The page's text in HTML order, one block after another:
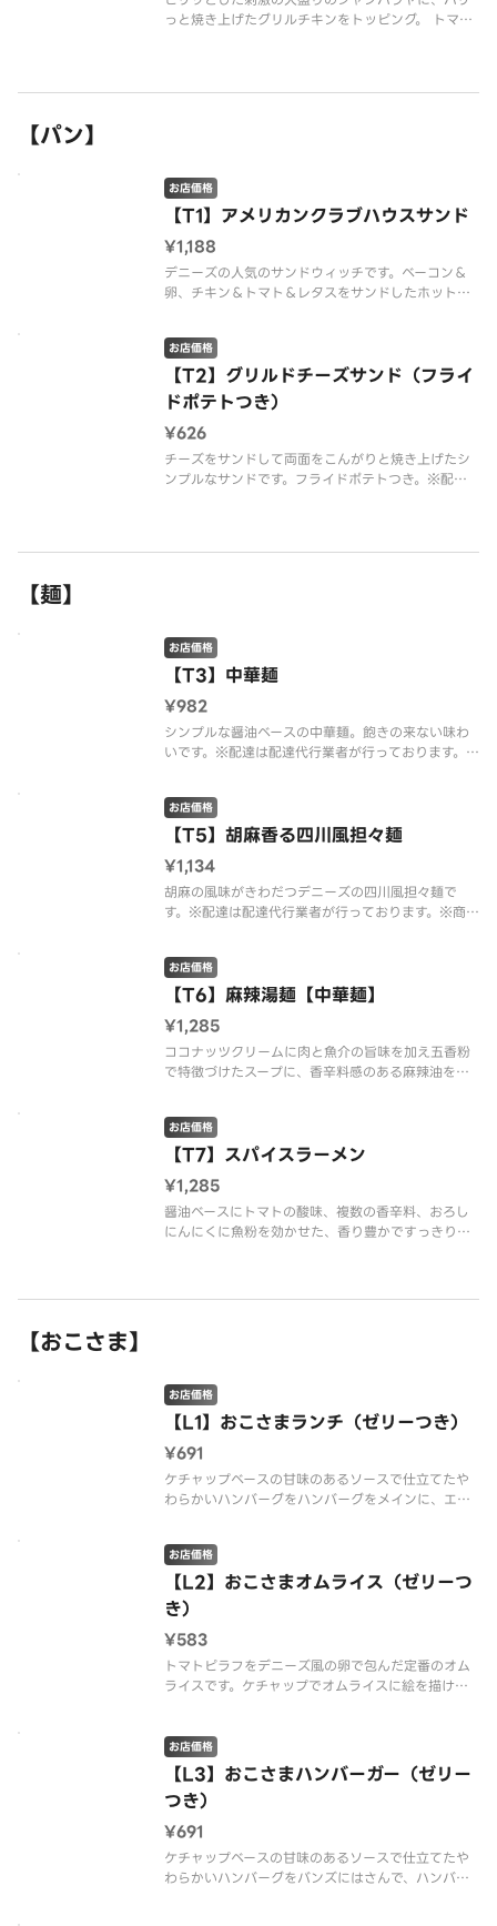
っと焼き上げたグリルチキンをトッピング。 トマト
【パン】
【T1】アメリカンクラブハウスサンド
お店価格
¥1,188
デニーズの人気のサンドウィッチです。ベーコン＆
卵、チキン＆トマト＆レタスをサンドしたホットサ
※商品の栄養成分・アレルゲン情報は、デニーズの
ホームページをご確認ください。※メニューの仕立
て、提供容器が写真と異なる場
【T2】グリルドチーズサンド（フライ
ドポテトつき）
お店価格
¥626
チーズをサンドして両面をこんがりと焼き上げたシ
ンプルなサンドです。フライドポテトつき。※配達
【麺】
【T3】中華麺
お店価格
¥982
シンプルな醤油ベースの中華麺。飽きの来ない味わ
いです。※配達は配達代行業者が行っております。※
ームページをご確認ください。
【T5】胡麻香る四川風担々麺
お店価格
¥1,134
胡麻の風味がきわだつデニーズの四川風担々麺で
す。※配達は配達代行業者が行っております。※商品
ページをご確認ください。
【T6】麻辣湯麺【中華麺】
お店価格
¥1,285
ココナッツクリームに肉と魚介の旨味を加え五香粉
で特徴づけたスープに、香辛料感のある麻辣油を合
者が行っております。※商品の栄養成分・アレルゲ
ン情報は、デニーズのホームページをご確認くださ
い。
【T7】スパイスラーメン
お店価格
¥1,285
醤油ベースにトマトの酸味、複数の香辛料、おろし
にんにくに魚粉を効かせた、香り豊かですっきりと
【おこさま】
【L1】おこさまランチ（ゼリーつき）
お店価格
¥691
ケチャップベースの甘味のあるソースで仕立てたや
わらかいハンバーグをハンバーグをメインに、エビ
だおこさまランチです。※配達は配達代行業者が行
っております。※商品の栄養成分・アレルゲン情報
は、デニーズのホームページをご
【L2】おこさまオムライス（ゼリーつ
き）
お店価格
¥583
トマトピラフをデニーズ風の卵で包んだ定番のオム
ライスです。ケチャップでオムライスに絵を描け
おります。※商品の栄養成分・アレルゲン情報は、
デニーズのホームページをご確認く
【L3】おこさまハンバーガー（ゼリー
つき）
お店価格
¥691
ケチャップベースの甘味のあるソースで仕立てたや
わらかいハンバーグをバンズにはさんで、ハンバー